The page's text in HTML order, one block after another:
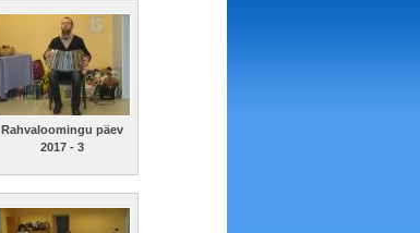
Rahvaloomingu päev
2017 - 3